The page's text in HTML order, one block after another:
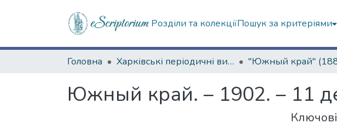
Розділи та колекціїПошук за критеріями
Головна Харківські періодичні видання
Южный край. – 1902. – 11